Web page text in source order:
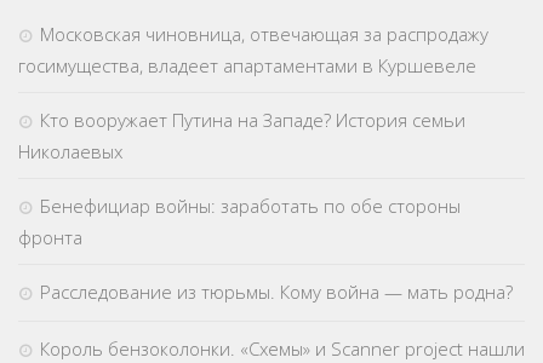
Московская чиновница, отвечающая за распродажу
госимущества, владеет апартаментами в Куршевеле
Кто вооружает Путина на Западе? История семьи
Николаевых
Бенефициар войны: заработать по обе стороны
фронта
Расследование из тюрьмы. Кому война — мать родна?
Король бензоколонки. «Схемы» и Scanner project нашли